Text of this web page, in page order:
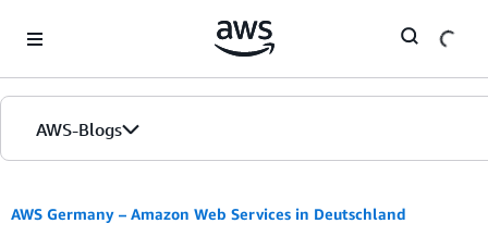
AWS-Blogs
AWS Germany – Amazon Web Services in Deutschland